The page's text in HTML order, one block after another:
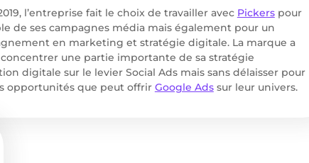
l’entreprise fait le choix de travailler avec Pickerspour
de ses campagnes média mais également pour un
en marketing et stratégie digitale. La marque a
une partie importante de sa stratégie
digitale sur le levier Social Ads mais sans délaisser pour
opportunités que peut offrir Google Adssur leur univers.